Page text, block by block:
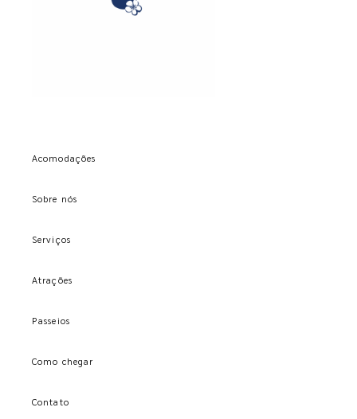
Acomodações
Sobre nós
Serviços
Atrações
Passeios
Como chegar
Contato